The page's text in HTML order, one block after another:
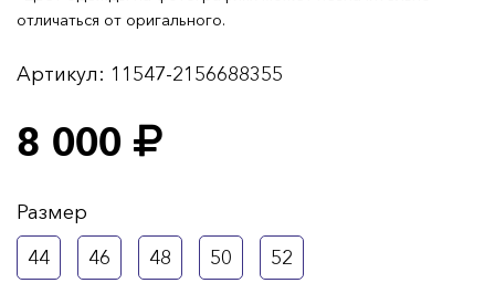
отличаться от оригального.
Артикул: 11547-2156688355
8 000
Размер
44
46 48 50 52